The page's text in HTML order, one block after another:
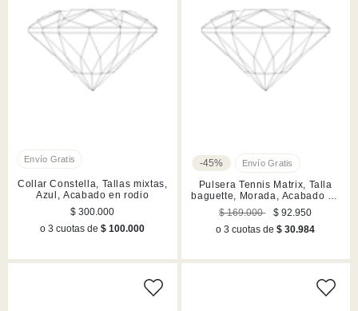
Collar Constella, Tallas mixtas,
Azul, Acabado en rodio
$ 300.000
o 3 cuotas de$ 100.000
-45%
Pulsera Tennis Matrix, Talla
baguette, Morada, Acabado en
rodio
$ 169.000
$ 92.950
o 3 cuotas de$ 30.984